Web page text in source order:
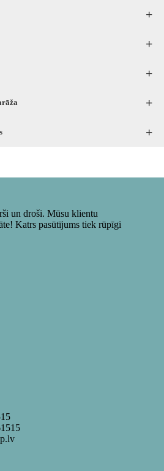
+
+
+
+
+
un droši. Mūsu klientu
Katrs pasūtījums tiek rūpīgi